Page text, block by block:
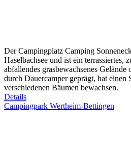
Der Campingplatz Camping
Haselbachsee und ist ein terrassiertes,
abfallendes grasbewachsenes
durch Dauercamper geprägt, hat einen
verschiedenen Bäumen bewachsen.
Details
Campingpark Wertheim-Bettingen